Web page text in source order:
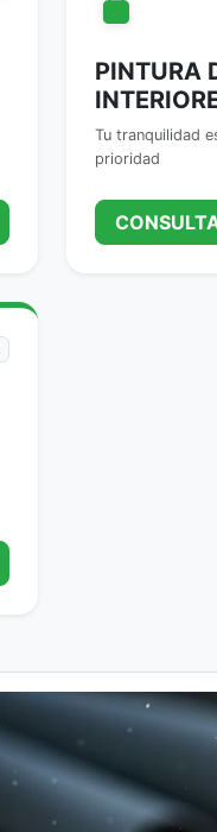
PINTURA
Tu tranquilidad
prioridad